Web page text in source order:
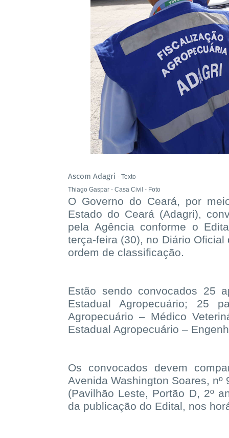
Ascom Adagri - Texto
Thiago Gaspar - Casa Civil - Foto
O Governo do Ceará, por
Estado do Ceará (Adagri),
pela Agência conforme o
terça-feira (30), no Diário
ordem de classificação.
Estão sendo convocados 25
Estadual Agropecuário; 25
Agropecuário – Médico
Estadual Agropecuário –
Os convocados devem
Avenida Washington Soares,
(Pavilhão Leste, Portão D, 2º
da publicação do Edital, nos